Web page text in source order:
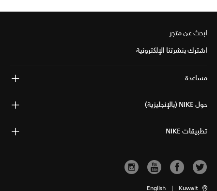
ابحث عن متجر
اشترك بنشرتنا الإلكترونية
مساعدة
حول NIKE (بالإنجليزية)
تطبيقات NIKE
Kuwait
|
English